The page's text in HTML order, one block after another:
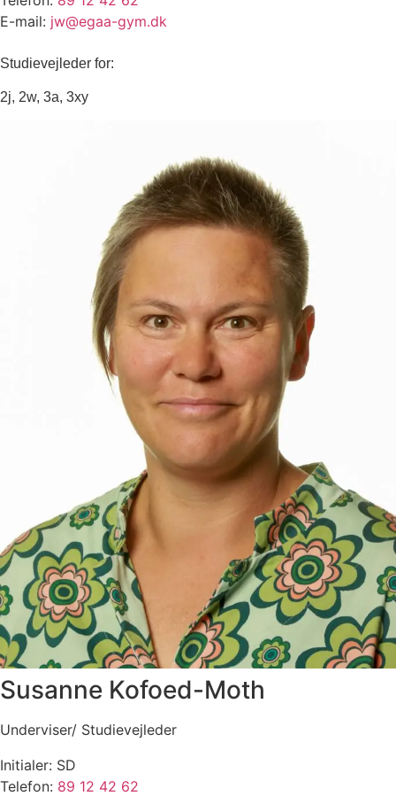
E-mail: jw@egaa-gym.dk
Studievejleder for:
2j, 2w, 3a, 3xy
Susanne Kofoed-Moth
Underviser/ Studievejleder
Initialer: SD
Telefon: 89 12 42 62